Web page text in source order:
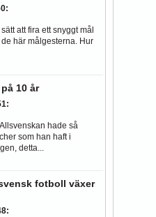
:
att fira ett snyggt mål
här målgesterna. Hur
10 år
:
hade så
som han haft i
detta...
fotboll växer
: